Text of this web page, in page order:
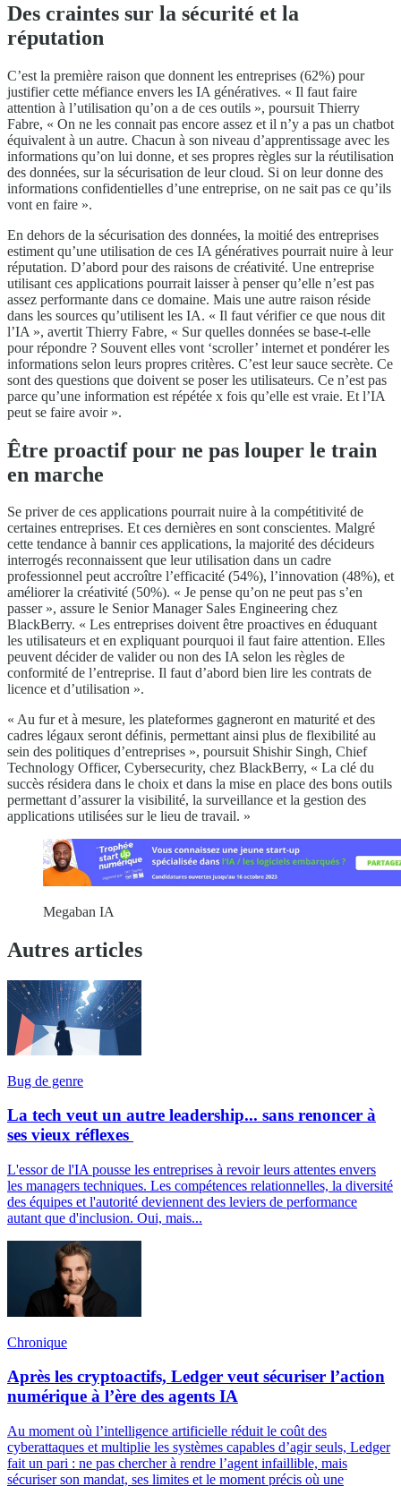
Des craintes sur la sécurité et la
réputation
C’est la première raison que donnent les entreprises (62%) pour
justifier cette méfiance envers les IA génératives. « Il faut faire
attention à l’utilisation qu’on a de ces outils », poursuit Thierry
Fabre, « On ne les connait pas encore assez et il n’y a pas un chatbot
équivalent à un autre. Chacun à son niveau d’apprentissage avec les
informations qu’on lui donne, et ses propres règles sur la réutilisation
des données, sur la sécurisation de leur cloud. Si on leur donne des
informations confidentielles d’une entreprise, on ne sait pas ce qu’ils
vont en faire ».
En dehors de la sécurisation des données, la moitié des entreprises
estiment qu’une utilisation de ces IA génératives pourrait nuire à leur
réputation. D’abord pour des raisons de créativité. Une entreprise
utilisant ces applications pourrait laisser à penser qu’elle n’est pas
assez performante dans ce domaine. Mais une autre raison réside
dans les sources qu’utilisent les IA. « Il faut vérifier ce que nous dit
l’IA », avertit Thierry Fabre, « Sur quelles données se base-t-elle
pour répondre ? Souvent elles vont ‘scroller’ internet et pondérer les
informations selon leurs propres critères. C’est leur sauce secrète. Ce
sont des questions que doivent se poser les utilisateurs. Ce n’est pas
parce qu’une information est répétée x fois qu’elle est vraie. Et l’IA
peut se faire avoir ».
Être proactif pour ne pas louper le train
en marche
Se priver de ces applications pourrait nuire à la compétitivité de
certaines entreprises. Et ces dernières en sont conscientes. Malgré
cette tendance à bannir ces applications, la majorité des décideurs
interrogés reconnaissent que leur utilisation dans un cadre
professionnel peut accroître l’efficacité (54%), l’innovation (48%), et
améliorer la créativité (50%). « Je pense qu’on ne peut pas s’en
passer », assure le Senior Manager Sales Engineering chez
BlackBerry. « Les entreprises doivent être proactives en éduquant
les utilisateurs et en expliquant pourquoi il faut faire attention. Elles
peuvent décider de valider ou non des IA selon les règles de
conformité de l’entreprise. Il faut d’abord bien lire les contrats de
licence et d’utilisation ».
« Au fur et à mesure, les plateformes gagneront en maturité et des
cadres légaux seront définis, permettant ainsi plus de flexibilité au
sein des politiques d’entreprises », poursuit Shishir Singh, Chief
Technology Officer, Cybersecurity, chez BlackBerry, « La clé du
succès résidera dans le choix et dans la mise en place des bons outils
permettant d’assurer la visibilité, la surveillance et la gestion des
applications utilisées sur le lieu de travail. »
Megaban IA
Autres articles
Bug de genre
La tech veut un autre leadership... sans renoncer à
ses vieux réflexes
L'essor de l'IA pousse les entreprises à revoir leurs attentes envers
les managers techniques. Les compétences relationnelles, la diversité
des équipes et l'autorité deviennent des leviers de performance
autant que d'inclusion. Oui, mais...
Chronique
Après les cryptoactifs, Ledger veut sécuriser l’action
numérique à l’ère des agents IA
Au moment où l’intelligence artificielle réduit le coût des
cyberattaques et multiplie les systèmes capables d’agir seuls, Ledger
fait un pari : ne pas chercher à rendre l’agent infaillible, mais
sécuriser son mandat, ses limites et le moment précis où une